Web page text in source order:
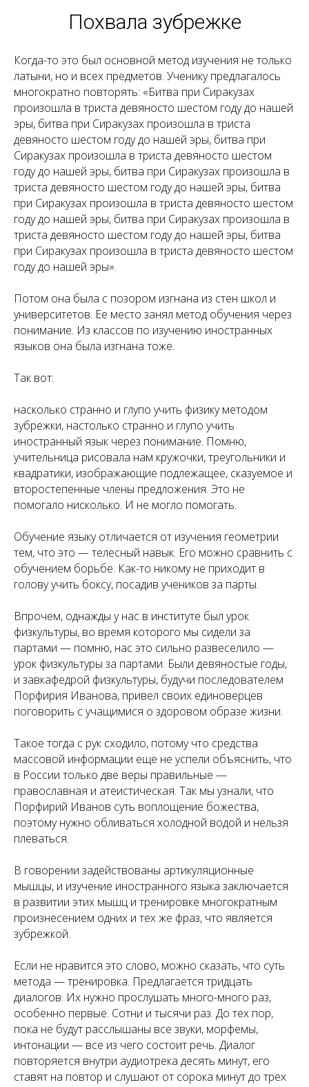
Похвала зубрежке
Когда-то это был основной метод изучения не только
латыни, но и всех предметов. Ученику предлагалось
многократно повторять: «Битва при Сиракузах
произошла в триста девяносто шестом году до нашей
эры, битва при Сиракузах произошла в триста
девяносто шестом году до нашей эры, битва при
Сиракузах произошла в триста девяносто шестом
году до нашей эры, битва при Сиракузах произошла в
триста девяносто шестом году до нашей эры, битва
при Сиракузах произошла в триста девяносто шестом
году до нашей эры, битва при Сиракузах произошла в
триста девяносто шестом году до нашей эры, битва
при Сиракузах произошла в триста девяносто шестом
году до нашей эры».
Потом она была с позором изгнана из стен школ и
университетов. Ее место занял метод обучения через
понимание. Из классов по изучению иностранных
языков она была изгнана тоже.
Так вот:
насколько странно и глупо учить физику методом
зубрежки, настолько странно и глупо учить
иностранный язык через понимание. Помню,
учительница рисовала нам кружочки, треугольники и
квадратики, изображающие подлежащее, сказуемое и
второстепенные члены предложения. Это не
помогало нисколько. И не могло помогать.
Обучение языку отличается от изучения геометрии
тем, что это — телесный навык. Его можно сравнить с
обучением борьбе. Как-то никому не приходит в
голову учить боксу, посадив учеников за парты.
Впрочем, однажды у нас в институте был урок
физкультуры, во время которого мы сидели за
партами — помню, нас это сильно развеселило —
урок физкультуры за партами. Были девяностые годы,
и завкафедрой физкультуры, будучи последователем
Порфирия Иванова, привел своих единоверцев
поговорить с учащимися о здоровом образе жизни.
Такое тогда с рук сходило, потому что средства
массовой информации еще не успели объяснить, что
в России только две веры правильные —
православная и атеистическая. Так мы узнали, что
Порфирий Иванов суть воплощение божества,
поэтому нужно обливаться холодной водой и нельзя
плеваться.
В говорении задействованы артикуляционные
мышцы, и изучение иностранного языка заключается
в развитии этих мышц и тренировке многократным
произнесением одних и тех же фраз, что является
зубрежкой.
Если не нравится это слово, можно сказать, что суть
метода — тренировка. Предлагается тридцать
диалогов. Их нужно прослушать много-много раз,
особенно первые. Сотни и тысячи раз. До тех пор,
пока не будут расслышаны все звуки, морфемы,
интонации — все из чего состоит речь. Диалог
повторяется внутри аудиотрека десять минут, его
ставят на повтор и слушают от сорока минут до трех